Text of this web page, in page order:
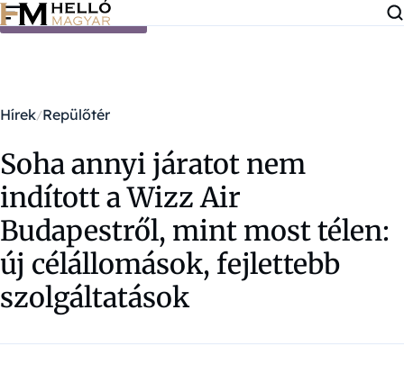
Ugrás a tartalomra
Hírek Repülőtér
Soha annyi járatot nem
indított a Wizz Air
Budapestről, mint most télen:
új célállomások, fejlettebb
szolgáltatások